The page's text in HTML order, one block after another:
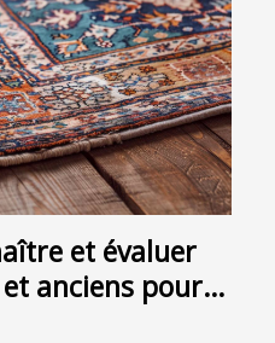
et évaluer
anciens pour